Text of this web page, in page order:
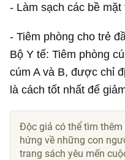
- Làm sạch các bề
- Tiêm phòng cho trẻ
Bộ Y tế: Tiêm phòng
cúm A và B, được chỉ
là cách tốt nhất để
Độc giả có thể tìm
hứng về những con
trang sách yêu mến